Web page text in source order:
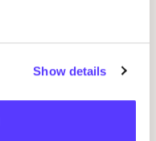
Show details